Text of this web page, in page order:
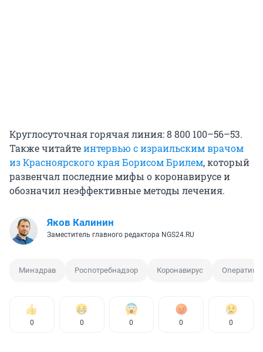
Круглосуточная горячая линия: 8 800 100–56–53.
Также читайтеинтервью с израильским врачом
из Красноярского края Борисом Брилем, который
развенчал последние мифы о коронавирусе и
обозначил неэффективные методы лечения.
Яков Калинин
Заместитель главного редактора NGS24.RU
Минздрав Роспотребнадзор Коронавирус
0 0 0 0 0